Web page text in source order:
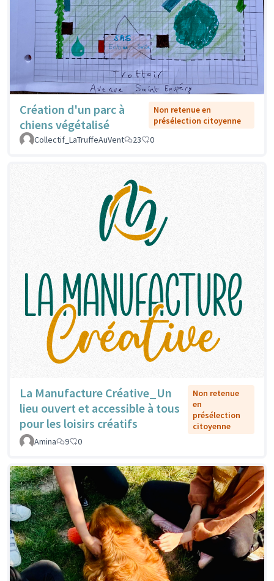
Création d'un parc à
chiens végétalisé
Non retenue en
présélection citoyenne
Collectif_LaTruffeAuVent
23 0
La Manufacture Créative_Un
lieu ouvert et accessible à tous
pour les loisirs créatifs
Non retenue
en
présélection
citoyenne
Amina
9 0